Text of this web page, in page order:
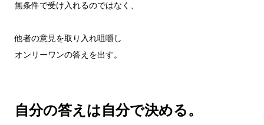
無条件で受け入れるのではなく、
他者の意見を取り入れ咀嚼し
オンリーワンの答えを出す。
自分の答えは自分で決める。